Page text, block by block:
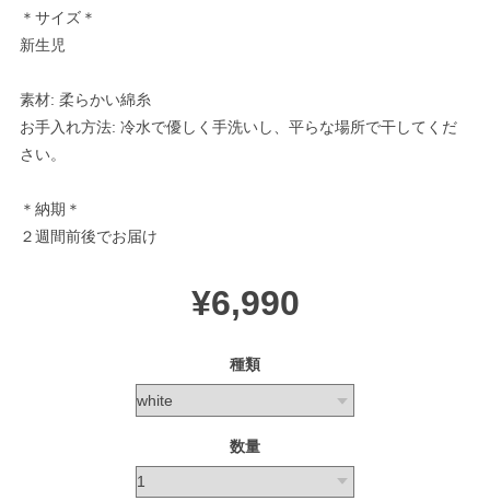
＊サイズ＊
新生児
素材: 柔らかい綿糸
お手入れ方法: 冷水で優しく手洗いし、平らな場所で干してくだ
さい。
＊納期＊
２週間前後でお届け
¥6,990
種類
数量